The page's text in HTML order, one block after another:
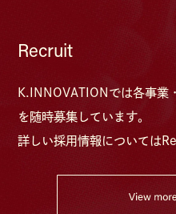
Recruit
K.INNOVATIONでは各事業
を随時募集しています。
詳しい採⽤情報については